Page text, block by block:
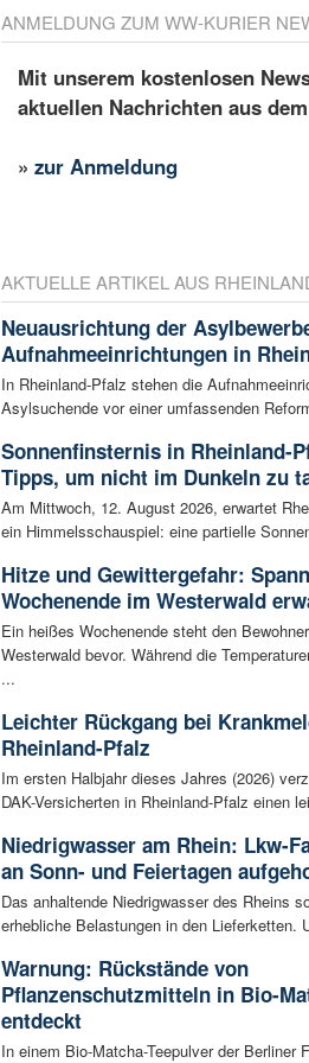
ANMELDUNG ZUM WW-KURIER
Mit unserem kostenlosen
aktuellen Nachrichten aus
»zur Anmeldung
AKTUELLE ARTIKEL AUS
Neuausrichtung der
Aufnahmeeinrichtungen in
In Rheinland-Pfalz stehen die
Asylsuchende vor einer umfassenden
Sonnenfinsternis in Rheinland-
Tipps, um nicht im Dunkeln zu
Am Mittwoch, 12. August 2026, erwartet
ein Himmelsschauspiel: eine partielle
Hitze und Gewittergefahr:
Wochenende im Westerwald
Ein heißes Wochenende steht den
Westerwald bevor. Während die
...
Leichter Rückgang bei
Rheinland-Pfalz
Im ersten Halbjahr dieses Jahres (2026)
DAK-Versicherten in Rheinland-Pfalz einen
Niedrigwasser am Rhein: Lkw-
an Sonn- und Feiertagen
Das anhaltende Niedrigwasser des Rheins
erhebliche Belastungen in den Lieferketten.
Warnung: Rückstände von
Pflanzenschutzmitteln in Bio-
entdeckt
In einem Bio-Matcha-Teepulver der Berliner